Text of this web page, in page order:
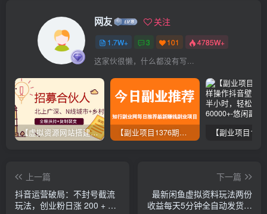
网友 关注
1.7W+ 3 101 4785W+
这家伙很懒，什么都没有写...
【虚拟资源网站搭建服务】加盟本站系统，做一个和本站一样的独立网站，躺赚的项目 【副业项目1376期】龟课最新闲鱼项目玩法实战教程_全新升级月收益几千到几万
上一篇
抖音运营破局：不封号截流
玩法，创业粉日涨 200 + 的
下一篇
最新闲鱼虚拟资料玩法两份
收益每天5分钟全自动发货日